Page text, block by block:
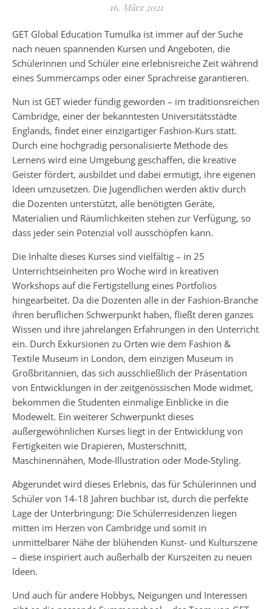
16. März 2021
GET Global Education Tumulka ist immer auf der Suche
nach neuen spannenden Kursen und Angeboten, die
Schülerinnen und Schüler eine erlebnisreiche Zeit während
eines Summercamps oder einer Sprachreise garantieren.
Nun ist GET wieder fündig geworden – im traditionsreichen
Cambridge, einer der bekanntesten Universitätsstädte
Englands, findet einer einzigartiger Fashion-Kurs statt.
Durch eine hochgradig personalisierte Methode des
Lernens wird eine Umgebung geschaffen, die kreative
Geister fördert, ausbildet und dabei ermutigt, ihre eigenen
Ideen umzusetzen. Die Jugendlichen werden aktiv durch
die Dozenten unterstützt, alle benötigten Geräte,
Materialien und Räumlichkeiten stehen zur Verfügung, so
dass jeder sein Potenzial voll ausschöpfen kann.
Die Inhalte dieses Kurses sind vielfältig – in 25
Unterrichtseinheiten pro Woche wird in kreativen
Workshops auf die Fertigstellung eines Portfolios
hingearbeitet. Da die Dozenten alle in der Fashion-Branche
ihren beruflichen Schwerpunkt haben, fließt deren ganzes
Wissen und ihre jahrelangen Erfahrungen in den Unterricht
ein. Durch Exkursionen zu Orten wie dem Fashion &
Textile Museum in London, dem einzigen Museum in
Großbritannien, das sich ausschließlich der Präsentation
von Entwicklungen in der zeitgenössischen Mode widmet,
bekommen die Studenten einmalige Einblicke in die
Modewelt. Ein weiterer Schwerpunkt dieses
außergewöhnlichen Kurses liegt in der Entwicklung von
Fertigkeiten wie Drapieren, Musterschnitt,
Maschinennähen, Mode-Illustration oder Mode-Styling.
Abgerundet wird dieses Erlebnis, das für Schülerinnen und
Schüler von 14-18 Jahren buchbar ist, durch die perfekte
Lage der Unterbringung: Die Schülerresidenzen liegen
mitten im Herzen von Cambridge und somit in
unmittelbarer Nähe der blühenden Kunst- und Kulturszene
– diese inspiriert auch außerhalb der Kurszeiten zu neuen
Ideen.
Und auch für andere Hobbys, Neigungen und Interessen